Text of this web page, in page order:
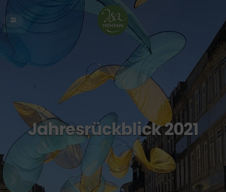
Jahresrückblick 2021